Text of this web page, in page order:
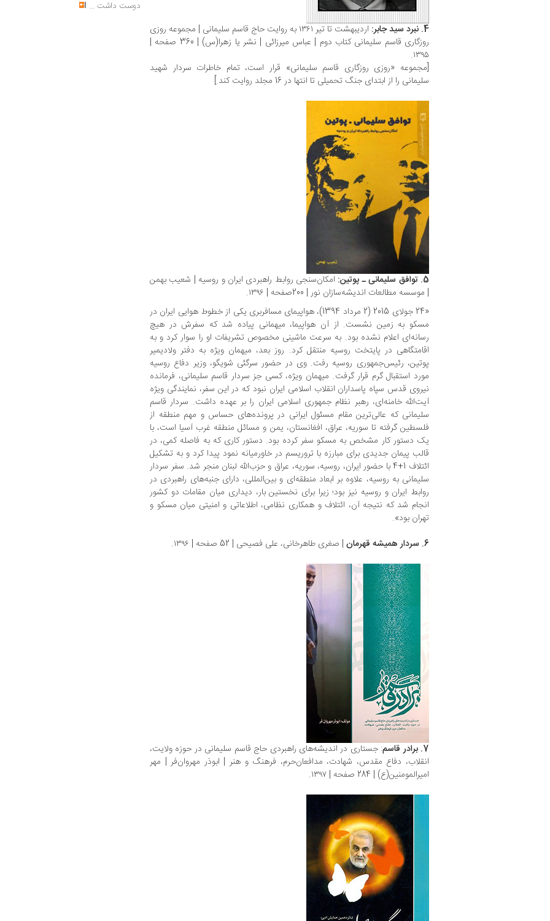
4. نبرد سید جابر: اردیبهشت تا تیر ۱۳۶۱
به روایت حاج قاسم سلیمانی | مجموعه‌ روزی
روزگاری قاسم سلیمانی کتاب دوم | عباس میرزائی | نشر یا زهرا(س)‏‫ | 360 صفحه |
۱۳۹۵.
[مجموعه «روزی روزگاری قاسم سلیمانی» قرار است، تمام خاطرات سردار شهید
سلیمانی را از ابتدای جنگ تحمیلی تا انتها در 16 مجلد روایت کند.]
5. توافق سلیمانی ـ پوتین:
امکان‌سنجی روابط راهبردی ایران و روسیه | شعيب بهمن
| موسسه مطالعات اندیشه‌سازان نور | 200صفحه | ‏‫۱۳۹۶.‬
«24 جولای 2015 (2 مرداد 1394)، هواپیمای مسافربری یکی از خطوط هوایی ایران در
مسکو به زمین نشست. از آن هواپیما، میهمانی پیاده شد که سفرش در هیچ
رسانه‌ای اعلام نشده بود. به سرعت ماشینی مخصوص تشریفات او را سوار کرد و به
اقامتگاهی در پایتخت روسیه منتقل کرد. روز بعد، میهمان ویژه به دفتر ولادیمیر
پوتین، رئیس‌جمهوری روسیه رفت. وی در حضور سرگئی شویگو، وزیر دفاع روسیه
مورد استقبال گرم قرار گرفت. میهمان ویژه، کسی جز سردار قاسم سلیمانی، فرمانده
نیروی قدس سپاه پاسداران انقلاب اسلامی ایران نبود که در این سفر، نمایندگی ویژه
آیت‌الله خامنه‌ای، رهبر نظام جمهوری اسلامی ایران را بر عهده داشت. سردار قاسم
سلیمانی که عالی‌ترین مقام مسئول ایرانی در پرونده‌های حساس و مهم منطقه از
فلسطین گرفته تا سوریه، عراق، افغانستان، یمن و مسائل منطقه غرب آسیا است، با
یک دستور کار مشخص به مسکو سفر کرده بود. دستور کاری که به فاصله کمی، در
قالب پیمان جدیدی برای مبارزه با تروریسم در خاورمیانه نمود پیدا کرد و به تشکیل
ائتلاف 1+4 با حضور ایران، روسیه، سوریه، عراق و حزب‌الله لبنان منجر شد. سفر سردار
سلیمانی به روسیه، علاوه بر ابعاد منطقه‌ای و بین‌المللی، دارای جنبه‌های راهبردی در
روابط ایران و روسیه نیز بود؛ زیرا برای نخستین بار، دیداری میان مقامات دو کشور
انجام شد که نتیجه آن، ائتلاف و همکاری نظامی، اطلاعاتی و امنیتی میان مسکو و
تهران بود».
6. سردار همیشه قهرمان
| صغری طاهرخانی، علی فصیحی | 52 صفحه | ‏‫۱۳۹۶.‬‬
7. برادر قاسم
: جستاری در اندیشه‌های راهبردی حاج قاسم سلیمانی در حوزه ولایت،
انقلاب، دفاع مقدس، شهادت، مدافعان‌حرم، فرهنگ و هنر | ابوذر مهروان‌فر | مهر
امیرالمومنین(ع) | 284 صفحه | ۱۳۹۷.
دوست داشت ...